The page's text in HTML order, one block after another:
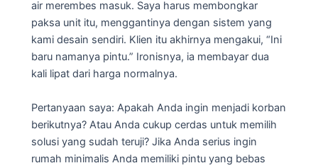
air merembes masuk. Saya harus membongkar
paksa unit itu, menggantinya dengan sistem yang
kami desain sendiri. Klien itu akhirnya mengakui, “Ini
baru namanya pintu.” Ironisnya, ia membayar dua
kali lipat dari harga normalnya.
Pertanyaan saya: Apakah Anda ingin menjadi korban
berikutnya? Atau Anda cukup cerdas untuk memilih
solusi yang sudah teruji? Jika Anda serius ingin
rumah minimalis Anda memiliki pintu yang bebas